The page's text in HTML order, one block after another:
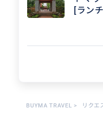
【ガイド料以外につ
・スタッフ分も含め
・事前にお支払い
数料を上乗せしての
・現地でのお支払
お支払いされるこ
手続き、ホテル予約
手に引き受け、効率
ました。インター
かつ確実な情報提
望に応えることが求
お客様と協力して
情報などを事前に
[ラン
BUYMA TRAVEL > リクエ